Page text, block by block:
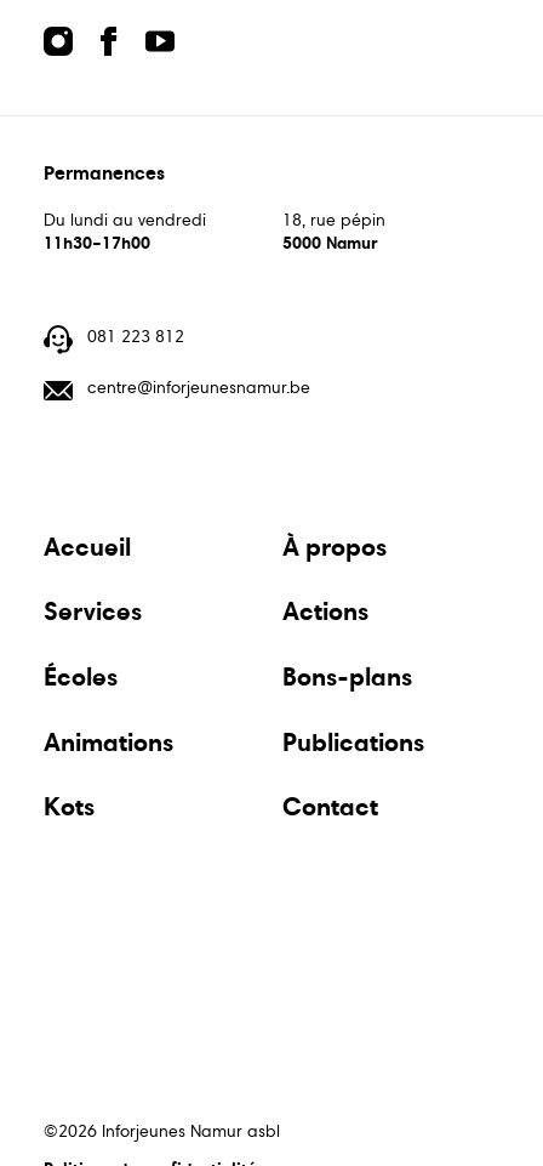
081 223 812
centre@inforjeunesnamur.be
Permanences
Du lundi au vendredi
11h30–17h00
18, rue pépin
5000 Namur
Accueil À propos
Services Actions
Écoles Bons-plans
Animations Publications
Kots Contact
©2026 Inforjeunes Namur asbl